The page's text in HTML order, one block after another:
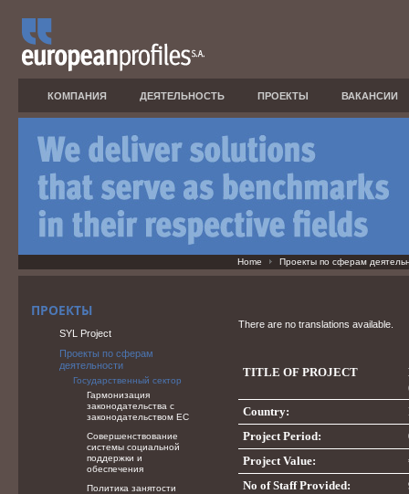
КОМПАНИЯ ДЕЯТЕЛЬНОСТЬ ПРОЕКТЫ ВАКАНСИИ
Home Проекты по сферам
There are no translations available.
TITLE OF PROJECT
Country:
Project Period:
Project Value:
No of Staff Provided:
ПРОЕКТЫ
SYL Project
Проекты по сферам
деятельности
Государственный сектор
Гармонизация
законодательства с
законодательством ЕС
Совершенствование
системы социальной
поддержки и
обеспечения
Политика занятости